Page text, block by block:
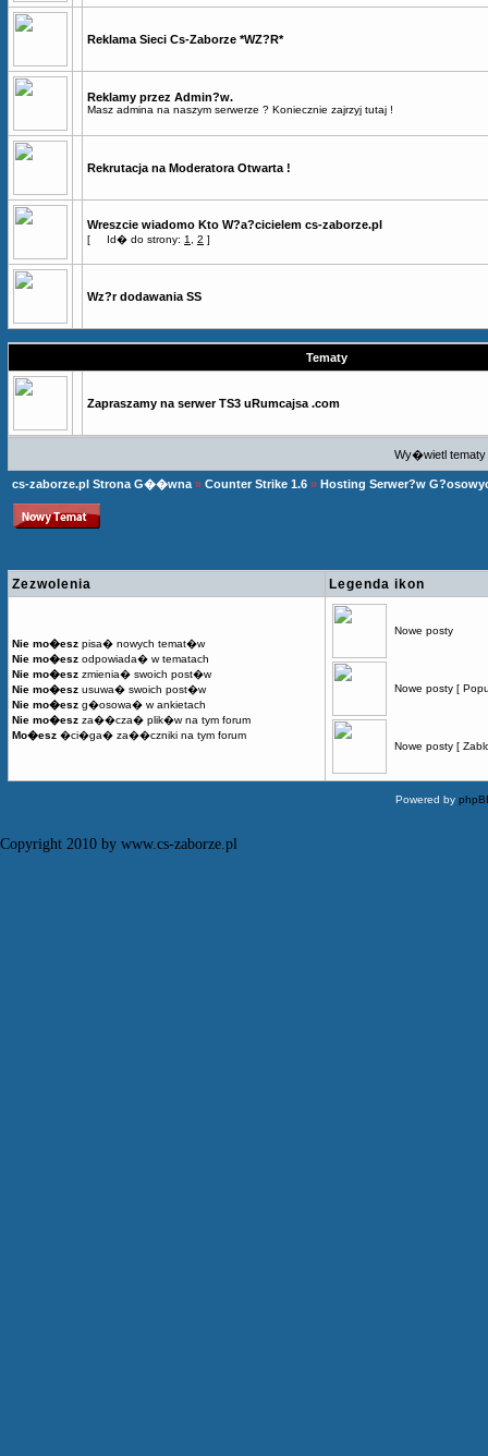
Reklama Sieci Cs-Zaborze *WZ?R*
Reklamy przez Admin?w.
Masz admina na naszym serwerze ? Koniecznie zajrzyj tutaj !
Rekrutacja na Moderatora Otwarta !
Wreszcie wiadomo Kto W?a?cicielem cs-zaborze.pl
[ Id� do strony: 1 2 ]
Wz?r dodawania SS
Tematy
Zapraszamy na serwer TS3 uRumcajsa .com
Wy�wietl
cs-zaborze.pl Strona G��wna » Counter Strike 1.6 » Hosting Serwer?w
Zezwolenia Legenda ikon
Nie mo�esz pisa� nowych temat�w
Nie mo�esz odpowiada� w tematach
Nie mo�esz zmienia� swoich post�w
Nie mo�esz usuwa� swoich post�w
Nie mo�esz g�osowa� w ankietach
Nie mo�esz za��cza� plik�w na tym forum
Mo�esz �ci�ga� za��czniki na tym forum
Nowe posty
Nowe posty [
Nowe posty [
Powered by
Copyright 2010 by www.cs-zaborze.pl